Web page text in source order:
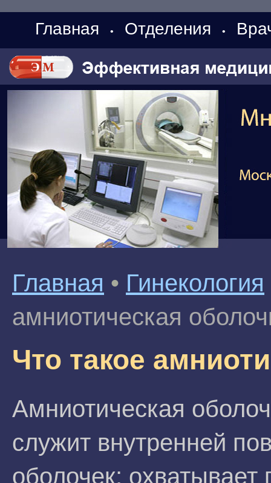
Главная • Отделения •
Главная • Гинекология
амниотическая
Что такое
Амниотическая
служит внутренней
оболочек;